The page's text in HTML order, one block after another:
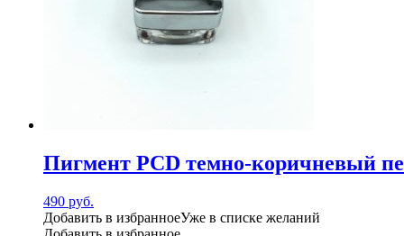
Пигмент PCD темно-коричневый
490 руб.
Добавить в избранноеУже в списке желаний